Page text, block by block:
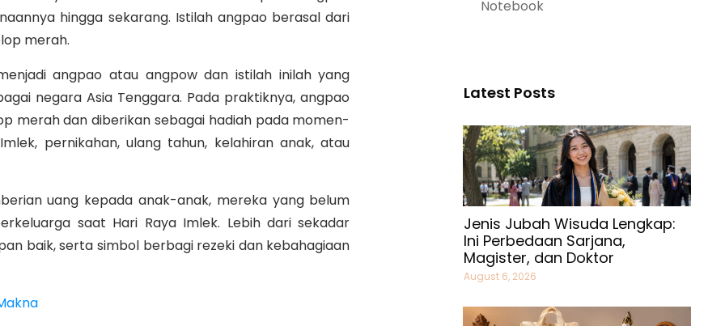
hingga sekarang. Istilah angpao berasal dari
merah.
angpao atau angpow dan istilah inilah yang
negara Asia Tenggara. Pada praktiknya, angpao
merah dan diberikan sebagai hadiah pada momen-
pernikahan, ulang tahun, kelahiran anak, atau
uang kepada anak-anak, mereka yang belum
saat Hari Raya Imlek. Lebih dari sekadar
baik, serta simbol berbagi rezeki dan kebahagiaan
Notebook
Latest Posts
Jenis Jubah Wisuda Lengkap:
Ini Perbedaan Sarjana,
Magister, dan Doktor
August 6, 2026